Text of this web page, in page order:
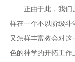
正由于此，我们
样在一个不以阶级斗
又怎样丰富教会对
色的神学的开拓工作